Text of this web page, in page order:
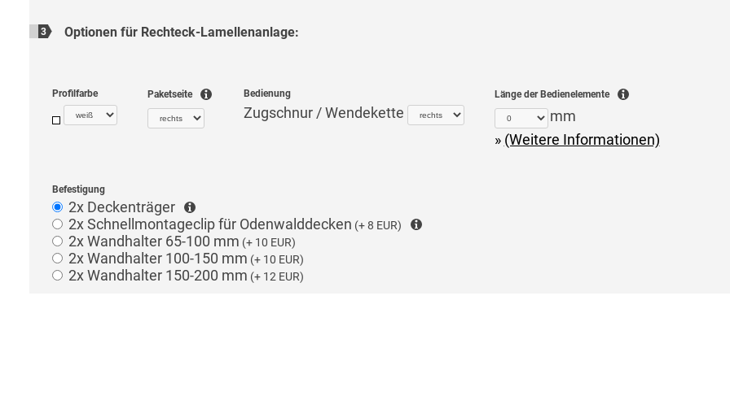
3 Optionen für Rechteck-Lamellenanlage:
Profilfarbe Paketseite Bedienung
Zugschnur / Wendekette
Länge der Bedienelemente
mm
(Weitere Informationen)
Befestigung
2xDeckenträger
2xSchnellmontageclip für Odenwalddecken (+ 8 EUR)
2xWandhalter 65-100 mm (+ 10 EUR)
2xWandhalter 100-150 mm (+ 10 EUR)
2xWandhalter 150-200 mm (+ 12 EUR)